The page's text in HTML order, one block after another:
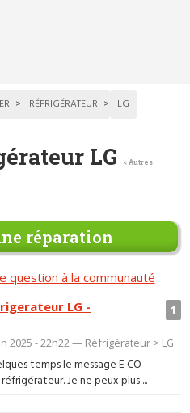
RÉFRIGÉRATEUR LG
LG < Autres
réparation
question à la communauté
1
LG -
2025 - 22h22 — Réfrigérateur > LG
temps le message E CO
Je ne peux plus ...